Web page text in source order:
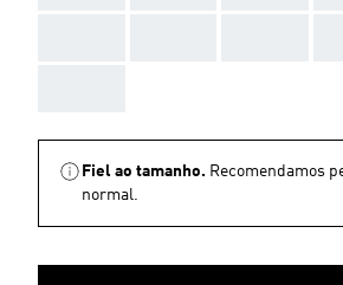
Fiel ao tamanho. Recomendamos
normal.